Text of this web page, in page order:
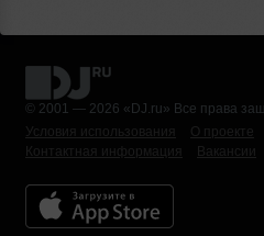
© 2001 — 2026 «DJ.ru» Все права
Условия использования
О проекте
Контактная информация
Вакансии